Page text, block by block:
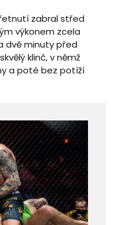
zabral střed
výkonem zcela
dvě minuty před
klinč, v němž
a poté bez potíží